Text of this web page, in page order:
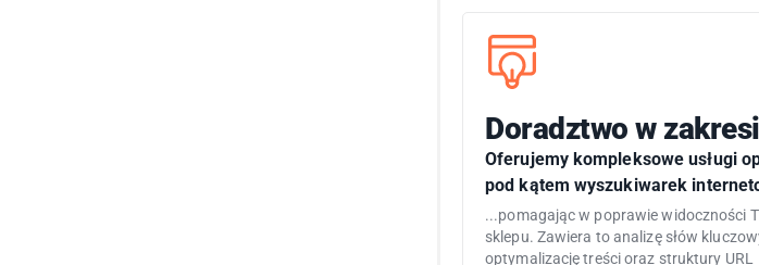
Doradztwo w
Oferujemy kompleksowe usługi
pod kątem wyszukiwarek
...pomagając w poprawie widoczności
sklepu. Zawiera to analizę słów
optymalizację treści oraz struktury URL